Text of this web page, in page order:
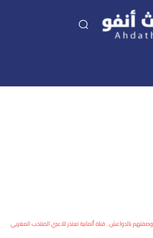
اقتصاد
العالم
وصفتهم بالدواعش.. قناة ألمانية تعتذر للاعبي المنتخب المغربي